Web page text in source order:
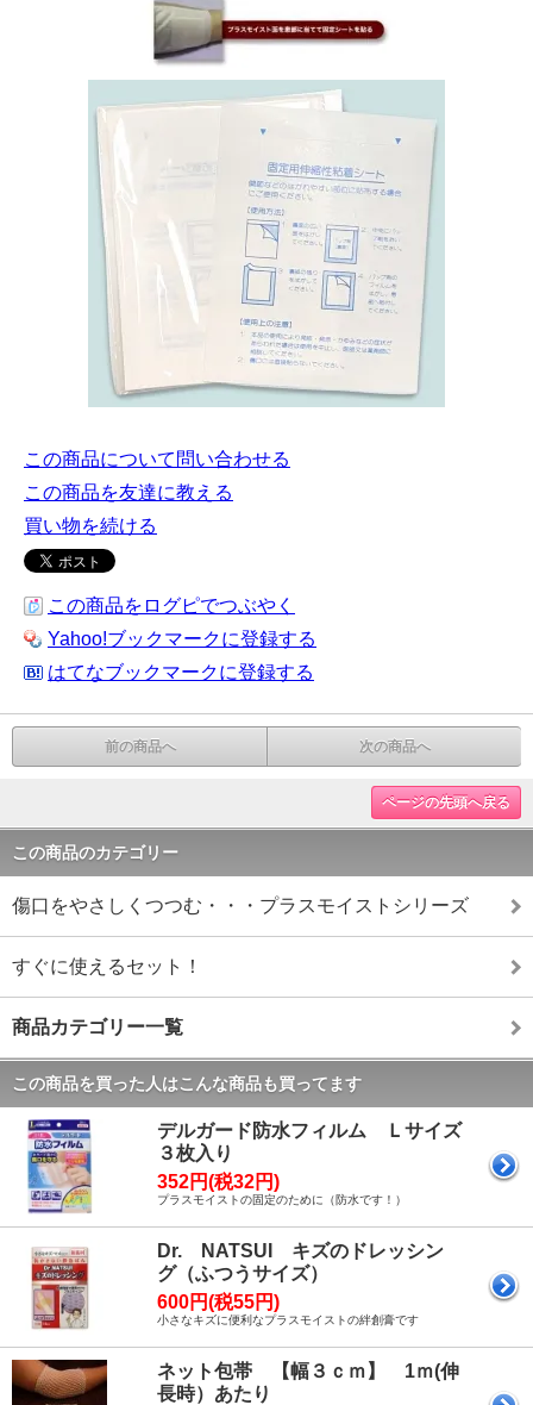
この商品について問い合わせる
この商品を友達に教える
買い物を続ける
この商品をログピでつぶやく
Yahoo!ブックマークに登録する
はてなブックマークに登録する
前の商品へ 次の商品へ
ページの先頭へ戻る
この商品のカテゴリー
傷口をやさしくつつむ・・・プラスモイストシリーズ
すぐに使えるセット！
商品カテゴリー一覧
この商品を買った人はこんな商品も買ってます
デルガード防水フィルム Ｌサイズ
３枚入り
352円(税32円)
プラスモイストの固定のために（防水です！）
Dr. NATSUI キズのドレッシン
グ（ふつうサイズ）
600円(税55円)
小さなキズに便利なプラスモイストの絆創膏です
ネット包帯 【幅３ｃｍ】 1ｍ(伸
長時）あたり